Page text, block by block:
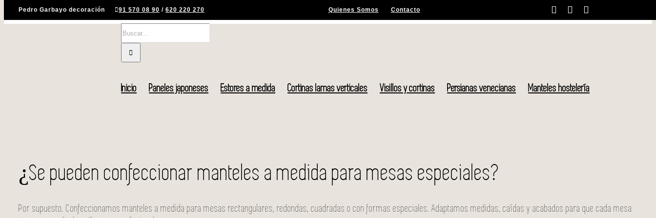
Saltar
al
Pedro Garbayo decoración 91 570 08 90 / 620 220 270 Contacto
Quienes Somos FacebookInstagram
Buscar:
Inicio Paneles japoneses Estores a medida Cortinas lamas verticales Visillos y cortinas Persianas venecianas Manteles hostelería
¿Se pueden confeccionar manteles a medida para mesas especiales?
Por supuesto. Confeccionamos manteles a medida para mesas rectangulares, redondas, cuadradas o con formas especiales. Adaptamos medidas, caídas y acabados para que cada mesa